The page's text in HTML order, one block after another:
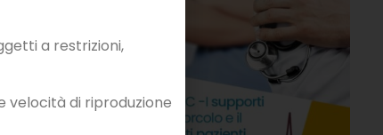
a restrizioni,
velocità di riproduzione